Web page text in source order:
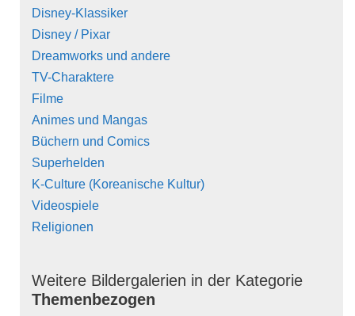
Disney-Klassiker
Disney / Pixar
Dreamworks und andere
TV-Charaktere
Filme
Animes und Mangas
Büchern und Comics
Superhelden
K-Culture (Koreanische Kultur)
Videospiele
Religionen
Weitere Bildergalerien in der Kategorie
Themenbezogen